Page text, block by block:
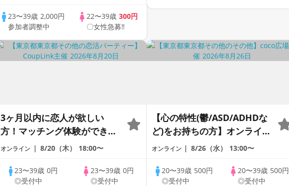
達作りから交流を広げましょ
う！仲良くなりましょう♪☆
全国の方が対象☆司会進行あ
り♪♪♪
23〜39歳 2,000円
参加者調整中
22〜39歳300円
〇女性急募‼
3ヶ月以内に恋人が欲しい
方！マッチング体験ができる
1dayCoupLink♪【恋活】
オンライン 8/20（木） 18:00〜
23〜39歳0円
◎受付中
23〜39歳0円
◎受付中
【心の特性(鬱/ASD/ADHDな
ど)をお持ちの方】オンライン
交流会＃お仕事のお悩み編
オンライン 8/26（水） 13:00〜
20〜39歳 500円
◎受付中
20〜39歳 500円
◎受付中